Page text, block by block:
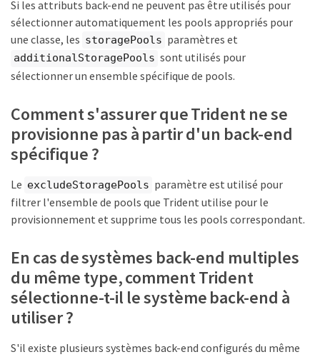
Si les attributs back-end ne peuvent pas être utilisés pour
sélectionner automatiquement les pools appropriés pour
une classe, les storagePools paramètres et
additionalStoragePools sont utilisés pour
sélectionner un ensemble spécifique de pools.
Comment s'assurer que Trident ne se
provisionne pas à partir d'un back-end
spécifique ?
Le excludeStoragePools paramètre est utilisé pour
filtrer l'ensemble de pools que Trident utilise pour le
provisionnement et supprime tous les pools correspondant.
En cas de systèmes back-end multiples
du même type, comment Trident
sélectionne-t-il le système back-end à
utiliser ?
S'il existe plusieurs systèmes back-end configurés du même